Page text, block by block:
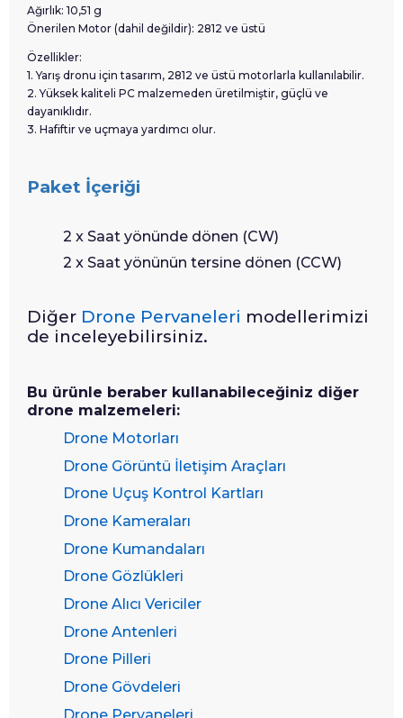
Ağırlık: 10,51 g
Önerilen Motor (dahil değildir): 2812 ve üstü
Özellikler:
1. Yarış dronu için tasarım, 2812 ve üstü motorlarla kullanılabilir.
2. Yüksek kaliteli PC malzemeden üretilmiştir, güçlü ve
dayanıklıdır.
3. Hafiftir ve uçmaya yardımcı olur.
Paket İçeriği
2 x Saat yönünde dönen (CW)
2 x Saat yönünün tersine dönen (CCW)
Diğer Drone Pervaneleri modellerimizi
de inceleyebilirsiniz.
Bu ürünle beraber kullanabileceğiniz diğer
drone malzemeleri:
Drone Motorları
Drone Görüntü İletişim Araçları
Drone Uçuş Kontrol Kartları
Drone Kameraları
Drone Kumandaları
Drone Gözlükleri
Drone Alıcı Vericiler
Drone Antenleri
Drone Pilleri
Drone Gövdeleri
Drone Pervaneleri